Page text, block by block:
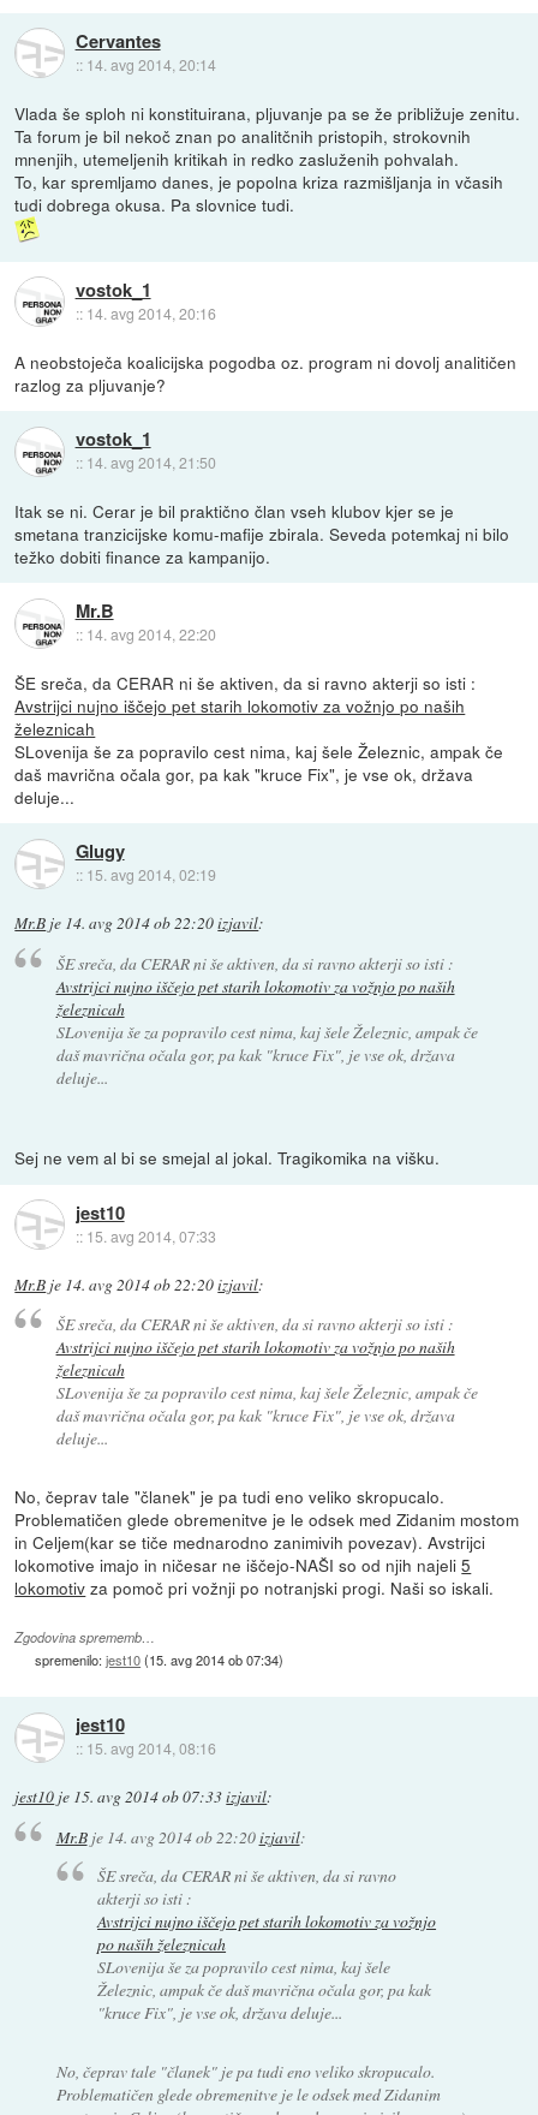
Cervantes
:: 14. avg 2014, 20:14
Vlada še sploh ni konstituirana, pljuvanje pa se že približuje zenitu.
Ta forum je bil nekoč znan po analitčnih pristopih, strokovnih
mnenjih, utemeljenih kritikah in redko zasluženih pohvalah.
To, kar spremljamo danes, je popolna kriza razmišljanja in včasih
tudi dobrega okusa. Pa slovnice tudi.
vostok_1
:: 14. avg 2014, 20:16
A neobstoječa koalicijska pogodba oz. program ni dovolj analitičen
razlog za pljuvanje?
vostok_1
:: 14. avg 2014, 21:50
Itak se ni. Cerar je bil praktično član vseh klubov kjer se je
smetana tranzicijske komu-mafije zbirala. Seveda potemkaj ni bilo
težko dobiti finance za kampanijo.
Mr.B
:: 14. avg 2014, 22:20
ŠE sreča, da CERAR ni še aktiven, da si ravno akterji so isti :
Avstrijci nujno iščejo pet starih lokomotiv za vožnjo po naših
železnicah
SLovenija še za popravilo cest nima, kaj šele Železnic, ampak če
daš mavrična očala gor, pa kak "kruce Fix", je vse ok, država
deluje...
Glugy
:: 15. avg 2014, 02:19
Mr.B je 14. avg 2014 ob 22:20izjavil:
ŠE sreča, da CERAR ni še aktiven, da si ravno akterji so isti :
Avstrijci nujno iščejo pet starih lokomotiv za vožnjo po naših
železnicah
SLovenija še za popravilo cest nima, kaj šele Železnic, ampak če
daš mavrična očala gor, pa kak "kruce Fix", je vse ok, država
deluje...
Sej ne vem al bi se smejal al jokal. Tragikomika na višku.
jest10
:: 15. avg 2014, 07:33
Mr.B je 14. avg 2014 ob 22:20izjavil:
ŠE sreča, da CERAR ni še aktiven, da si ravno akterji so isti :
Avstrijci nujno iščejo pet starih lokomotiv za vožnjo po naših
železnicah
SLovenija še za popravilo cest nima, kaj šele Železnic, ampak če
daš mavrična očala gor, pa kak "kruce Fix", je vse ok, država
deluje...
No, čeprav tale "članek" je pa tudi eno veliko skropucalo.
Problematičen glede obremenitve je le odsek med Zidanim mostom
in Celjem(kar se tiče mednarodno zanimivih povezav). Avstrijci
lokomotive imajo in ničesar ne iščejo-NAŠI so od njih najeli5
lokomotiv za pomoč pri vožnji po notranjski progi. Naši so iskali.
Zgodovina sprememb…
spremenilo:jest10(15. avg 2014 ob 07:34)
jest10
:: 15. avg 2014, 08:16
jest10 je 15. avg 2014 ob 07:33izjavil:
Mr.Bje 14. avg 2014 ob 22:20izjavil:
ŠE sreča, da CERAR ni še aktiven, da si ravno
akterji so isti :
Avstrijci nujno iščejo pet starih lokomotiv za vožnjo
po naših železnicah
SLovenija še za popravilo cest nima, kaj šele
Železnic, ampak če daš mavrična očala gor, pa kak
"kruce Fix", je vse ok, država deluje...
No, čeprav tale "članek" je pa tudi eno veliko skropucalo.
Problematičen glede obremenitve je le odsek med Zidanim